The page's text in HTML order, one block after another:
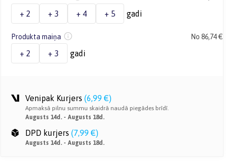
+ 2 + 3 + 4 + 5 gadi
Produkta maiņa No 86,74 €
+ 2 + 3 gadi
Venipak Kurjers (6,99 €)
Apmaksā pilnu summu skaidrā naudā piegādes brīdī.
Augusts 14d. - Augusts 18d.
DPD kurjers (7,99 €)
Augusts 14d. - Augusts 18d.